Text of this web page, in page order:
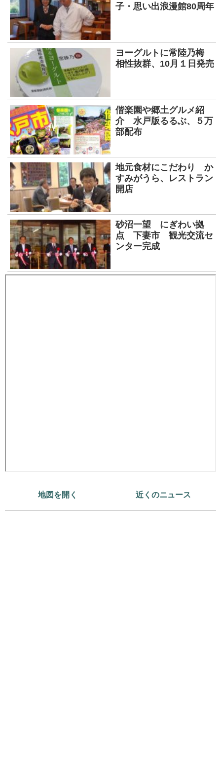
子・思い出浪漫館80周年
ヨーグルトに常陸乃梅
相性抜群、10月１日発売
偕楽園や郷土グルメ紹
介 水戸版るるぶ、５万
部配布
地元食材にこだわり か
すみがうら、レストラン
開店
砂沼一望 にぎわい拠
点 下妻市 観光交流セ
ンター完成
地図を開く 近くのニュース